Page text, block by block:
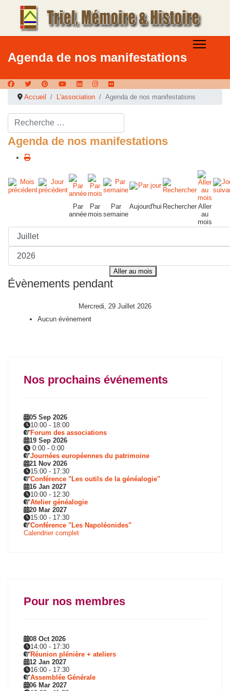
Agenda de nos manifestations
Accueil L'association Agenda de nos manifestations
Rechercher ...
Agenda de nos manifestations
Par
année
Par
mois
Par
semaine
Aujourd'hui Rechercher Aller
au
mois
Aller au mois
Évènements pendant
Mercredi, 29 Juillet 2026
Aucun évènement
Nos prochains événements
05 Sep 2026
10:00 - 18:00
Forum des associations
19 Sep 2026
0:00 - 0:00
Journées européennes du patrimoine
21 Nov 2026
15:00 - 17:30
Conférence "Les outils de la généalogie"
16 Jan 2027
10:00 - 12:30
Atelier généalogie
20 Mar 2027
15:00 - 17:30
Conférence "Les Napoléonides"
Calendrier complet
Pour nos membres
08 Oct 2026
14:00 - 17:30
Réunion plénière + ateliers
12 Jan 2027
16:00 - 17:30
Assemblée Générale
06 Mar 2027